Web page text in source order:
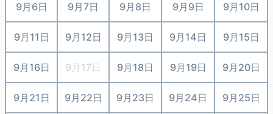
9月6日 9月7日 9月8日 9月9日 9月10日
9月11日 9月12日 9月13日 9月14日 9月15日
9月16日 9月17日 9月18日 9月19日 9月20日
9月21日 9月22日 9月23日 9月24日 9月25日